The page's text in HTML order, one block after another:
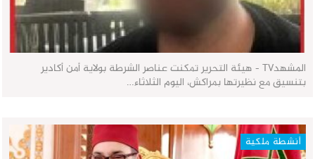
المشهدTV - هيئة التحرير تمكنت عناصر الشرطة بولاية أمن أكادير
بتنسيق مع نظيرتها بمراكش، اليوم الثلاثاء…
أنشطة ملكية